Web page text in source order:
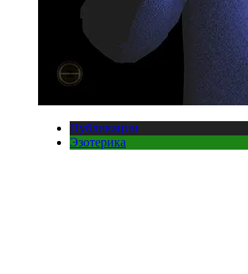
Публикации
Эзотерика